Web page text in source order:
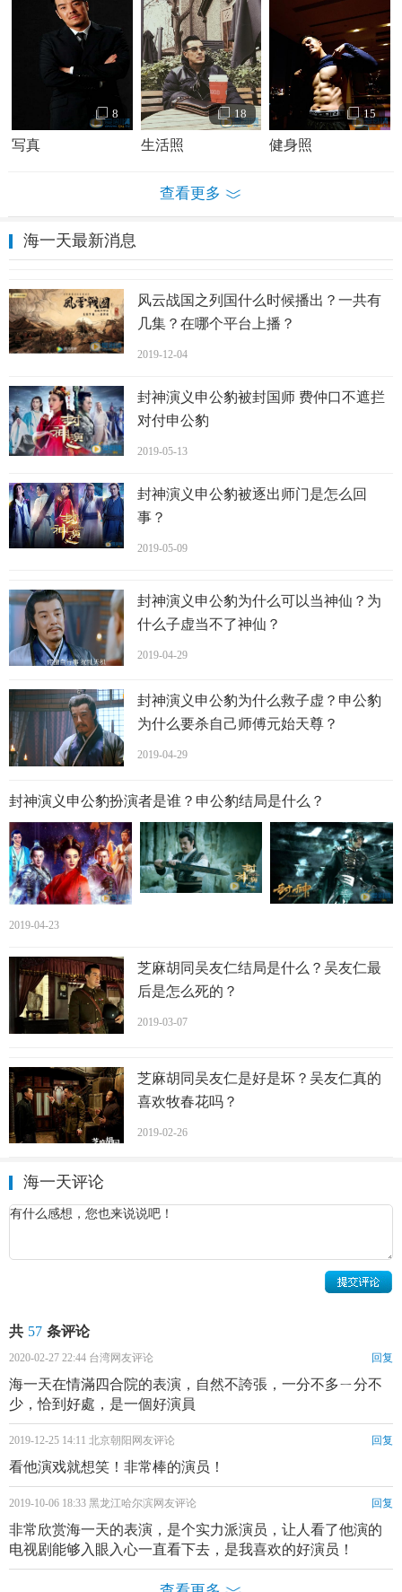
海一天个人资料简介 海一天写真
海一天演绎经历：
2002年，参与拍摄电影《离婚了就别再来找我》。同年参演
电视剧《刑警故事》，之后参演电视剧《猎豹出击》。
2006年电视剧《刀锋1937》导演郭靖宇，饰演唐维特，是孙
红雷的拜把兄弟。同时出演电影《绿帽子》，与廖凡合作。
2008年参演电影《一半是海水，一半是火焰》，在这部根据
王朔同名小说改编的电影里扮演一位重情重义的角色郑重。
同年参演《高兴》，扮演黄八。
2009年，参与拍摄电影《荒村公寓》，出演一名私家侦探，
与“表弟”余文乐一起到荒村古宅中探秘。
2010年，参与拍摄由阿甘执导，亚洲首部全片3D立体电影
2011年电视剧《风声传奇》，饰演一位别样感觉的军统处
长“王田香”。同年参演电视剧《红妆》，海一天饰演正义医
生陈少凯。
2013年，海一天出演央视黄金档家庭温情剧《有你才幸
剧新作《工人大院 》中的艺术工人
“张劲松”；郑晓龙、刘心
刚执导的电视剧《女人帮》中的庄森，一个多金浪漫的男
人。7月，参与拍摄抗战题材电影《正骨》，海一天在影片中
扮演一个日本军官东川矢菊。
在2014年底播出的由蒋家骏、查传谊联袂执导的历史风云电
视剧《风雷急》中扮演角色郑仕森，则是一个阴险的大反
派。同年在3D魔幻电影《西游记之大闹天宫》中，扮演“仙界
导师”菩提老祖。出演电视剧《
月，参与拍摄京味情感伦理剧《
2019年12月11日，参演金铁木导演执导的电视剧《风云战国
8
写真
18
生活照
15
健身照
查看更多
海一天最新消息
风云战国之列国什么时候播出？一共有
几集？在哪个平台上播？
2019-12-04
封神演义申公豹被封国师 费仲口不遮拦
对付申公豹
2019-05-13
封神演义申公豹被逐出师门是怎么回
事？
2019-05-09
封神演义申公豹为什么可以当神仙？为
什么子虚当不了神仙？
2019-04-29
封神演义申公豹为什么救子虚？申公豹
为什么要杀自己师傅元始天尊？
2019-04-29
封神演义申公豹扮演者是谁？申公豹结局是什么？
2019-04-23
芝麻胡同吴友仁结局是什么？吴友仁最
后是怎么死的？
2019-03-07
芝麻胡同吴友仁是好是坏？吴友仁真的
喜欢牧春花吗？
2019-02-26
海一天评论
共 57 条评论
2020-02-27 22:44 台湾网友评论 回复
海一天在情滿四合院的表演，自然不誇張，一分不多ㄧ分不
少，恰到好處，是一個好演員
2019-12-25 14:11 北京朝阳网友评论 回复
看他演戏就想笑！非常棒的演员！
2019-10-06 18:33 黑龙江哈尔滨网友评论 回复
非常欣赏海一天的表演，是个实力派演员，让人看了他演的
电视剧能够入眼入心一直看下去，是我喜欢的好演员！